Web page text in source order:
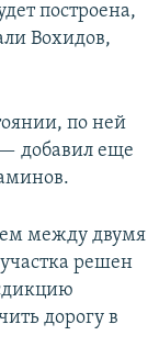
построена,
Вохидов,
по ней
— добавил еще
между двумя
решен
дорогу в